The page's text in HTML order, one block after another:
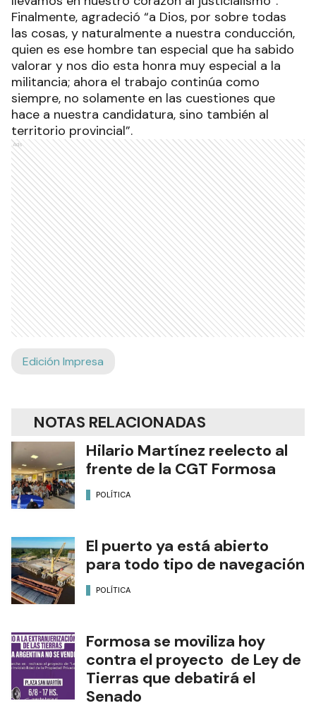
Finalmente, agradeció “a Dios, por sobre todas
las cosas, y naturalmente a nuestra conducción,
quien es ese hombre tan especial que ha sabido
valorar y nos dio esta honra muy especial a la
militancia; ahora el trabajo continúa como
siempre, no solamente en las cuestiones que
hace a nuestra candidatura, sino también al
territorio provincial”.
Ads
Edición Impresa
NOTAS RELACIONADAS
Hilario Martínez reelecto al
frente de la CGT Formosa
POLÍTICA
El puerto ya está abierto
para todo tipo de navegación
POLÍTICA
Formosa se moviliza hoy
contra el proyecto de Ley de
Tierras que debatirá el
Senado